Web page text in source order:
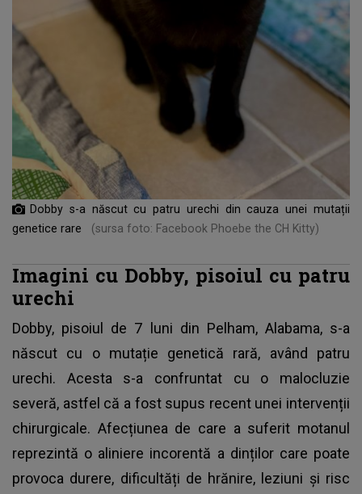
Dobby s-a născut cu patru urechi din cauza unei mutații
genetice rare
(sursa foto: Facebook Phoebe the CH Kitty)
Imagini cu Dobby, pisoiul cu patru
urechi
Dobby, pisoiul de 7 luni din Pelham, Alabama, s-a
născut cu o mutație genetică rară, având patru
urechi. Acesta s-a confruntat cu o malocluzie
severă, astfel că a fost supus recent unei intervenții
chirurgicale. Afecțiunea de care a suferit motanul
reprezintă o aliniere incorentă a dinților care poate
provoca durere, dificultăți de hrănire, leziuni și risc